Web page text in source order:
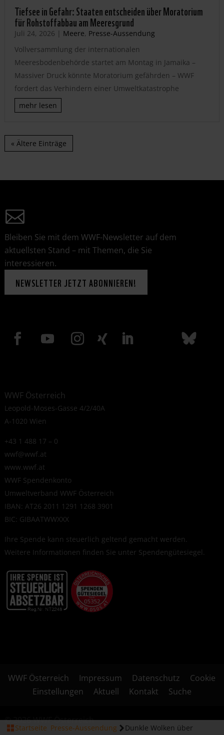
Tiefsee in Gefahr: Staaten entscheiden über Moratorium
für Rohstoffabbau am Meeresgrund
Juli 24, 2026 | Meere, Presse-Aussendung
Vollversammlung der internationalen
Meeresbodenbehörde startet am Montag in Jamaika –
Massiver Druck könnte Moratorium gefährden – WWF
fordert das Verhindern einer Umweltkatastrophe
mehr lesen
« Ältere Einträge
Bleiben Sie mit dem WWF-Newsletter auf dem
aktuellsten Stand – mit Themen, die Sie
interessieren.
NEWSLETTER JETZT ABONNIEREN!
WWF Österreich
Leopold-Moses-Gasse 4/2/40A
A-1020 Wien
+43 1 488 17 – 0
wwf@wwf.at
www.wwf.at
WWF Spendenkonto
Umweltverband WWF Österreich
IBAN: AT26 2011 1291 1268 3901
BIC: GIBAATWWXXX
Ihre Spende kann steuerlich geltend gemacht werden.
Weitere Informationen finden Sie unter Spendengütesiegel.
WWF Österreich Impressum Datenschutz
Cookie
Einstellungen
Aktuell Kontakt Suche
© 2026 WWF Österreich
Startseite Presse-Aussendung Dunkle Wolken über